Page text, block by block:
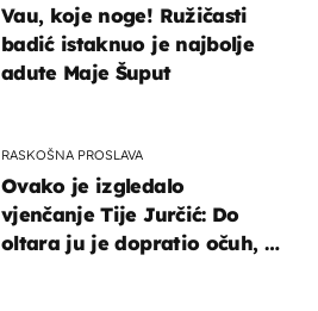
Vau, koje noge! Ružičasti
badić istaknuo je najbolje
adute Maje Šuput
RASKOŠNA PROSLAVA
Ovako je izgledalo
vjenčanje Tije Jurčić: Do
oltara ju je dopratio očuh, a